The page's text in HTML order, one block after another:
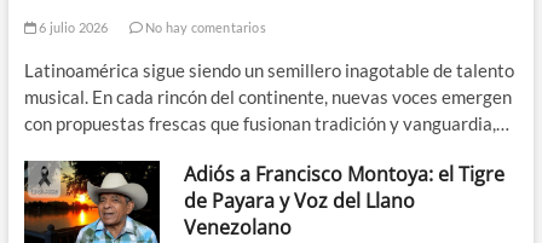
6 julio 2026 No hay comentarios
Latinoamérica sigue siendo un semillero inagotable de talento
musical. En cada rincón del continente, nuevas voces emergen
con propuestas frescas que fusionan tradición y vanguardia,…
Adiós a Francisco Montoya: el Tigre
de Payara y Voz del Llano
Venezolano